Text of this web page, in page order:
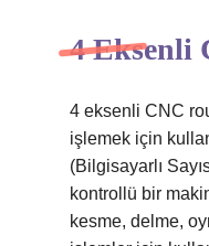
4 Eksenli
4 eksenli CNC
işlemek için
(Bilgisayarlı
kontrollü bir
kesme, delme,